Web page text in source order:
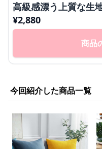
高級感漂う上質な生
¥2,880
商品
今回紹介した商品一覧